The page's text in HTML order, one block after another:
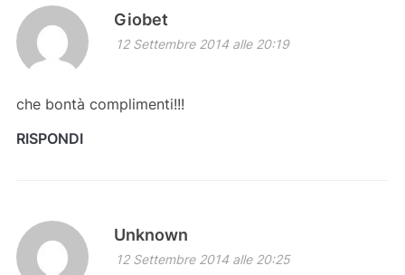
Giobet
12 Settembre 2014 alle 20:19
che bontà complimenti!!!
RISPONDI
Unknown
12 Settembre 2014 alle 20:25